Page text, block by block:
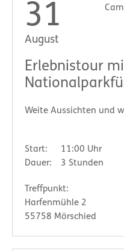
31
August
Erlebnistour
Weite Aussichten und
Start:
11:00 Uhr
Dauer:
3 Stunden
Treffpunkt:
Harfenmühle 2
55758 Mörschied